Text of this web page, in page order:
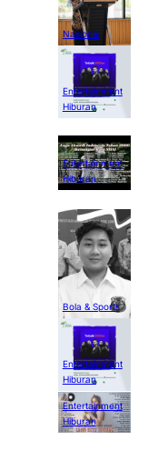
Nasional
Entertainment
Hiburan
Entertainment
Hiburan
Bola & Sports
Entertainment
Hiburan
Entertainment
Hiburan